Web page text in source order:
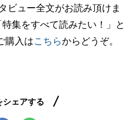
ビュー全文がお読み頂けま
集をすべて読みたい！」と
購入はこちらからどうぞ。
シェアする